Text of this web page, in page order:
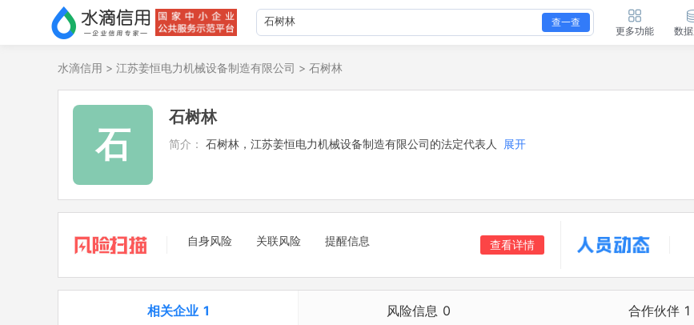
查一查
更多功能 数
水滴信用 > 江苏姜恒电力机械设备制造有限公司 > 石树林
石
石树林
简介： 石树林，江苏姜恒电力机械设备制造有限公司的法定代表人 展开
自身风险 关联风险 提醒信息 查看详情
相关企业 1 风险信息 0 合作伙伴 1